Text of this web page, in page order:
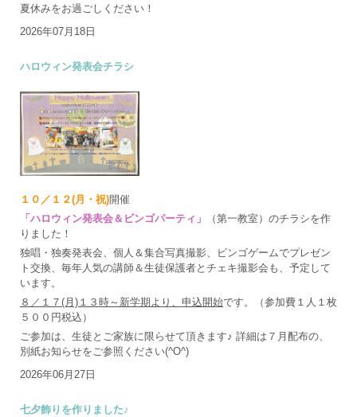
夏休みをお過ごしください！
2026年07月18日
ハロウィン発表会チラシ
１０／１２(月・祝)開催
「ハロウィン発表会＆ビンゴパーティ」
（第一教室）のチラシを作
りました！
独唱・独奏発表会、個人＆集合写真撮影、ビンゴゲームでプレゼン
ト交換、毎年人気の講師＆生徒保護者とチェキ撮影会も、予定して
います。
８／１７(月)１３時～新学期より、申込開始です。（参加費１人１枚
５００円税込）
ご参加は、生徒とご家族に限らせて頂きます♪ 詳細は７月配布の、
別紙お知らせをご参照ください(^O^)
2026年06月27日
七夕飾りを作りました♪